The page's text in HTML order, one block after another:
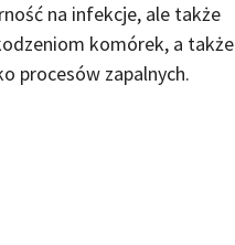
na infekcje, ale także
komórek, a także
procesów zapalnych.